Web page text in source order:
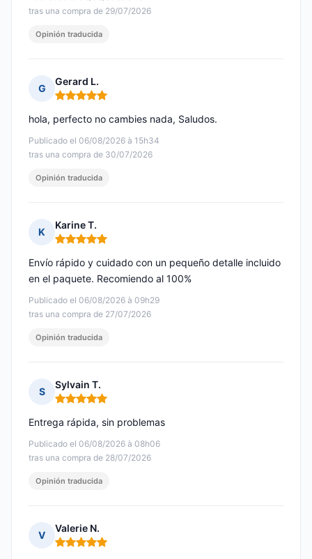
tras una compra de 29/07/2026
Opinión traducida
G
Gerard L.
Nota: 5 de 5
Publicado el 06/08/2026 à 15h34
tras una compra de 30/07/2026
hola, perfecto no cambies nada, Saludos.
Opinión traducida
K
Karine T.
Nota: 5 de 5
Publicado el 06/08/2026 à 09h29
tras una compra de 27/07/2026
Envío rápido y cuidado con un pequeño detalle incluido
en el paquete. Recomiendo al 100%
Opinión traducida
S
Sylvain T.
Nota: 5 de 5
Publicado el 06/08/2026 à 08h06
tras una compra de 28/07/2026
Entrega rápida, sin problemas
Opinión traducida
V
Valerie N.
Nota: 5 de 5